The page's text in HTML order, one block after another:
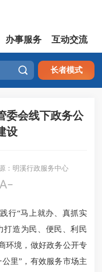
办事服务 互动交流
 长者模式
委会线下政务公
设
：明溪行政服务中心

行“马上就办、真抓实
打造为民、便民、利民
环境，做好政务公开专
里”，有效服务市场主